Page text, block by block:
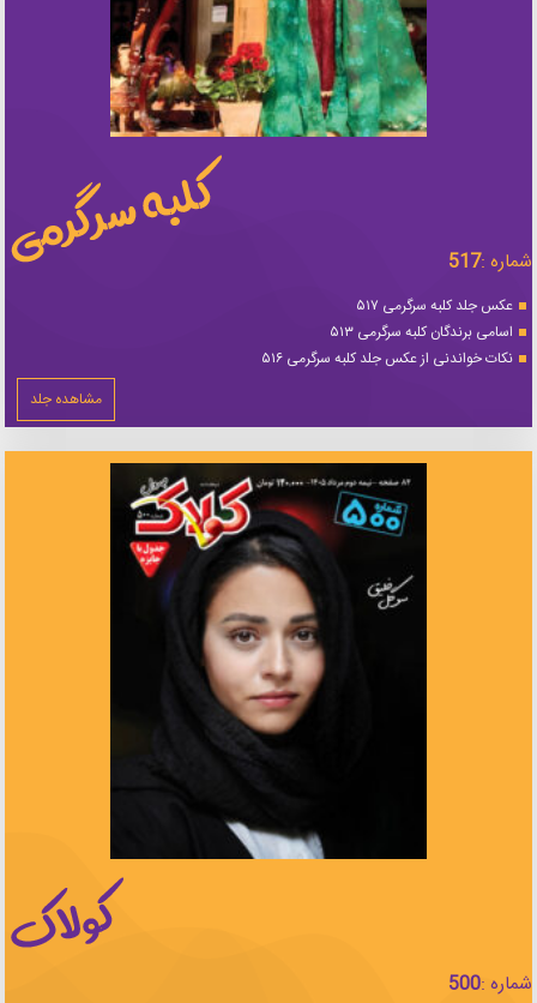
شماره :517
عکس جلد کلبه سرگرمی ۵۱۷
اسامی برندگان کلبه سرگرمی ۵۱۳
نکات خواندنی از عکس جلد کلبه سرگرمی ۵۱۶
مشاهده جلد
شماره :500